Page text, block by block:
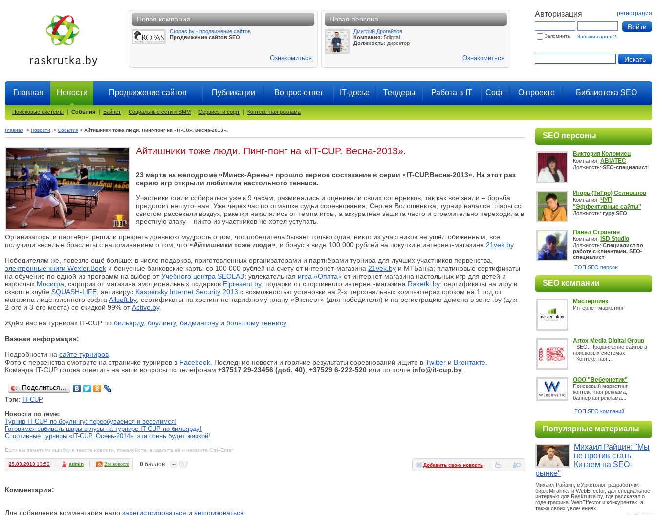
Новая компания
Cropas.by - продвижение сайтов
Продвижение сайтов SEO
Ознакомиться
Новая персона
Дмитрий Дрогайлов
Компания: 5digital
Должность: директор
Ознакомиться
Авторизация регистрация
Запомнить Забыли пароль?
Главная Новости Продвижение сайтов Публикации Вопрос-ответ IT-досье Тендеры Работа в IT Софт О проекте Библиотека SEO
Поисковые системы | События | Байнет | Социальные сети и SMM | Сервисы и софт | Контекстная реклама
Главная > Новости > События > Айтишники тоже люди. Пинг-понг на «IT-CUP. Весна-2013».
Айтишники тоже люди. Пинг-понг на «IT-CUP. Весна-2013».
23 марта на велодроме «Минск-Арены» прошло первое состязание в серии «IT-CUP.Весна-2013». На этот раз
серию игр открыли любители настольного тенниса.
Участники стали собираться уже к 9 часам, разминались и оценивали своих соперников, так как все знали ‒ борьба
предстоит нешуточная. Уже через час по отмашке судьи соревнования, Сергея Волошенюка, турнир начался: шары со
свистом рассекали воздух, ракетки накалялись от темпа игры, а аккуратная защита часто и стремительно переходила в
яростную атаку ‒ никто из участников не хотел уступать.
Организаторы и партнёры решили презреть древнюю мудрость о том, что победитель бывает только один: никто из участников не ушёл обиженным, все
получили веселые браслеты с напоминанием о том, что «Айтишники тоже люди» , и бонус в виде 100 000 рублей на покупки в интернет-магазине 21vek.by.
Победителям же, повезло ещё больше: в числе подарков, приготовленных организаторами и партнёрами турнира для лучших участников первенства,
электронные книги Wexler.Book и бонусные банковские карты со 100 000 рублей на счету от интернет-магазина 21vek.by и МТБанка; платиновые сертификаты
на обучение по одной из программ на выбор отУчебного центра SEOLAB; увлекательная игра «Опята» от интернет-магазина настольных игр для детей и
взрослых Мосигра; сюрприз от магазина эмоциональных подарков Elpresent.by; подарки от спортивного интернет-магазина Raketki.by; сертификаты на игру в
сквош в клубе SQUASH-LIFЕ; антивирус Kaspersky Internet Security 2013 с возможностью установки на 2-х персональных компьютерах сроком на 1 год от
магазина лицензионного софта Allsoft.by; сертификаты на хостинг по тарифному плану «Эксперт» (для победителя) и на регистрацию домена в зоне .by (для
2-ого и 3-его места) со скидкой 99% отActive.by.
Ждём вас на турнирах IT-CUP по бильярду, боулингу, бадминтону и большому теннису.
Важная информация:
Подробности на сайте турниров
Фото с первенства смотрите на страничке турниров в Facebook . Последние новости и горячие результаты соревнований ищите в Twitter и Вконтакте
Команда IT-CUP готова ответить на ваши вопросы по телефонам +37517 29-23456 (доб. 40) +37529 6-222-520 или по почте info@it-cup.by
Поделиться…
Тэги: IT-CUP
Новости по теме:
Турнир IT-CUP по боулингу: переобуваемся и веселимся!
Готовимся забивать шары в лузы на турнире IT-CUP по бильярду!
Спортивные турниры «IT-CUP. Осень-2014»: эта осень будет жаркой!
Если вы заметили ошибку в тексте новости, пожалуйста, выделите её и нажмите Ctrl+Enter
29.03.2013 13:52 admin Все новости 0 баллов Добавить свою новость
-- +
Комментарии:
Для добавления комментария надо зарегистрироваться и авторизоваться
SEO персоны
Виктория Коломиец
Компания: ABIATEC
Должность: SEO-специалист
Игорь (ТиГро) Селиванов
Компания: ЧУП
"Эффективные сайты"
Должность: гуру SEO
Павел Стронгин
Компания: ISD Studio
Должность: Специалист по
работе с клиентами, SEO-
специалист
ТОП SEO персон
SEO компании
Мастерлинк
Интернет-маркетинг
Artox Media Digital Group
- SEO. Продвижение сайтов в
поисковых системах
- Контекстная...
ООО "Вебернетик"
Поисковый маркетинг,
контекстная реклама,
баннерная реклама...
ТОП SEO компаний
Популярные материалы
Михаил Райцин: ''Мы
не против стать
Китаем на SEO-
рынке''
Михаил Райцин, мУркетолог, разработчик
бирж Miralinks и WebEffector, дал специальное
интервью для Raskrutka.by, где рассказал о
годе трафика, WebEffector и конкурентах, а
также своих увлечениях.